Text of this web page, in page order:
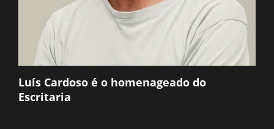
Luís Cardoso é o homenageado do
Escritaria